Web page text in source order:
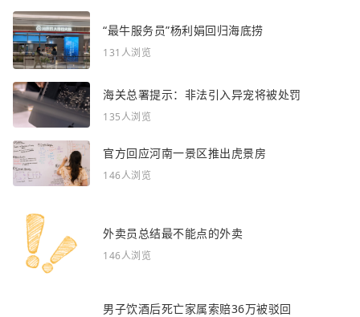
“最牛服务员”杨利娟回归海底捞
131人浏览
海关总署提示：非法引入异宠将被处罚
135人浏览
官方回应河南一景区推出虎景房
146人浏览
外卖员总结最不能点的外卖
146人浏览
男子饮酒后死亡家属索赔36万被驳回